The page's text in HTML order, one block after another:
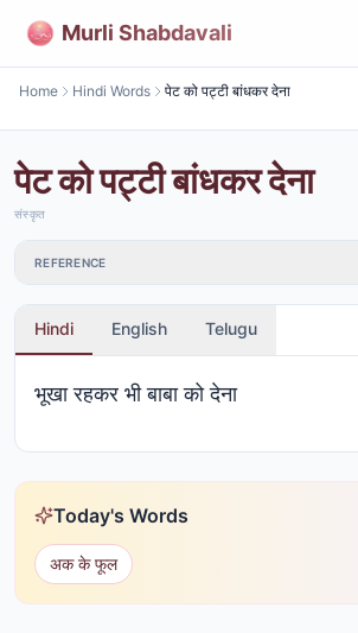
Murli Shabdavali
Home Hindi Words पेट को पट्टी बांधकर देना
पेट को पट्टी बांधकर देना
संस्कृत
REFERENCE
Hindi English Telugu
भूखा रहकर भी बाबा को देना
Today's Words
अक के फूल